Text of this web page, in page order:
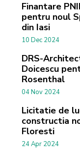
Finantare
pentru noul
din Iasi
10 Dec 2024
DRS-
Doicescu
Rosenthal
04 Nov 2024
Licitatie de
constructia
Floresti
24 Apr 2024